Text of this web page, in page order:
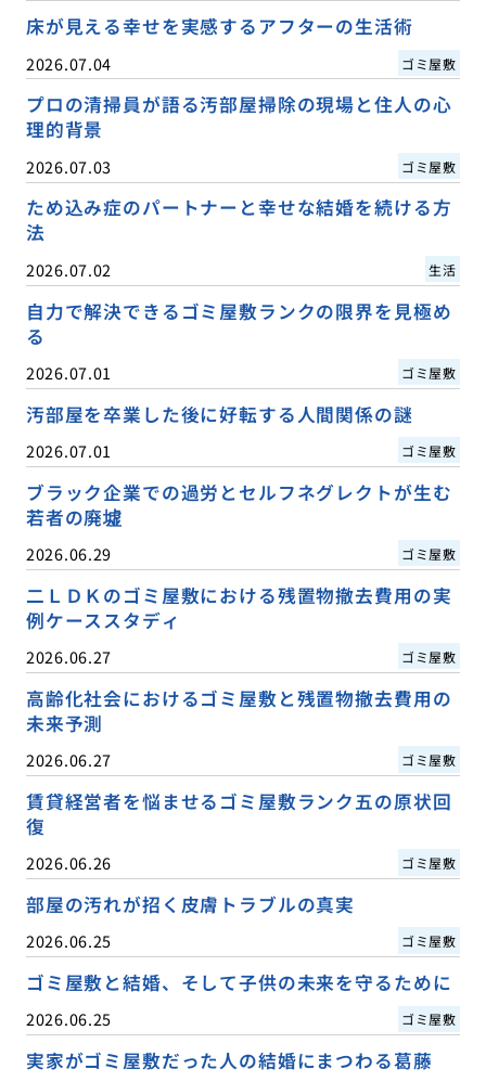
床が見える幸せを実感するアフターの生活術
2026.07.04 ゴミ屋敷
プロの清掃員が語る汚部屋掃除の現場と住人の心
理的背景
2026.07.03 ゴミ屋敷
ため込み症のパートナーと幸せな結婚を続ける方
法
2026.07.02 生活
自力で解決できるゴミ屋敷ランクの限界を見極め
る
2026.07.01 ゴミ屋敷
汚部屋を卒業した後に好転する人間関係の謎
2026.07.01 ゴミ屋敷
ブラック企業での過労とセルフネグレクトが生む
若者の廃墟
2026.06.29 ゴミ屋敷
二ＬＤＫのゴミ屋敷における残置物撤去費用の実
例ケーススタディ
2026.06.27 ゴミ屋敷
高齢化社会におけるゴミ屋敷と残置物撤去費用の
未来予測
2026.06.27 ゴミ屋敷
賃貸経営者を悩ませるゴミ屋敷ランク五の原状回
復
2026.06.26 ゴミ屋敷
部屋の汚れが招く皮膚トラブルの真実
2026.06.25 ゴミ屋敷
ゴミ屋敷と結婚、そして子供の未来を守るために
2026.06.25 ゴミ屋敷
実家がゴミ屋敷だった人の結婚にまつわる葛藤